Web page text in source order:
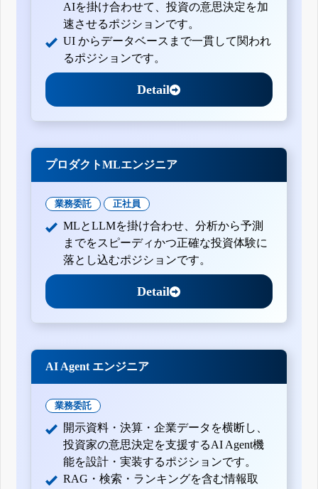
AIを掛け合わせて、投資の意思決定を加
速させるポジションです。
UI からデータベースまで一貫して関われ
るポジションです。
Detail
プロダクトMLエンジニア
業務委託 正社員
MLとLLMを掛け合わせ、分析から予測
までをスピーディかつ正確な投資体験に
落とし込むポジションです。
Detail
AI Agent エンジニア
業務委託
開示資料・決算・企業データを横断し、
投資家の意思決定を支援するAI Agent機
能を設計・実装するポジションです。
RAG・検索・ランキングを含む情報取